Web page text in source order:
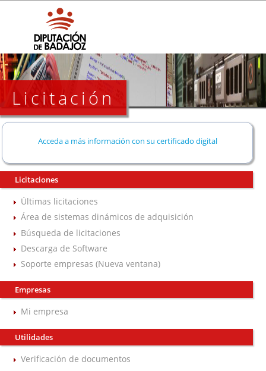
Licitación
Acceda a más información con su certificado digital
Licitaciones
Últimas licitaciones
Área de sistemas dinámicos de adquisición
Búsqueda de licitaciones
Descarga de Software
Soporte empresas (Nueva ventana)
Empresas
Mi empresa
Utilidades
Verificación de documentos